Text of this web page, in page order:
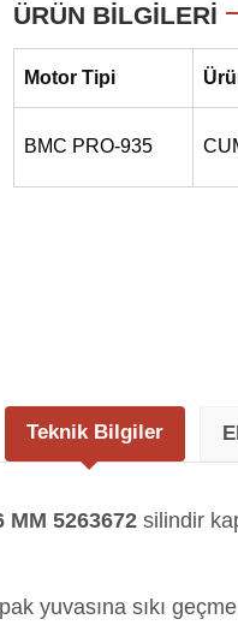
ÜRÜN BİLGİLERİ
Motor Tipi
BMC PRO-935
Teknik Bilgiler
MM 5263672 silindir
yuvasına sıkı